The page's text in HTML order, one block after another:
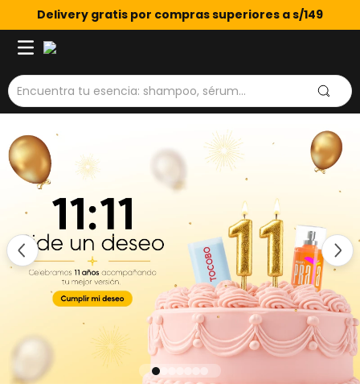
Delivery gratis por compras superiores a s/149
Encuentra tu esencia: shampoo, sérum...